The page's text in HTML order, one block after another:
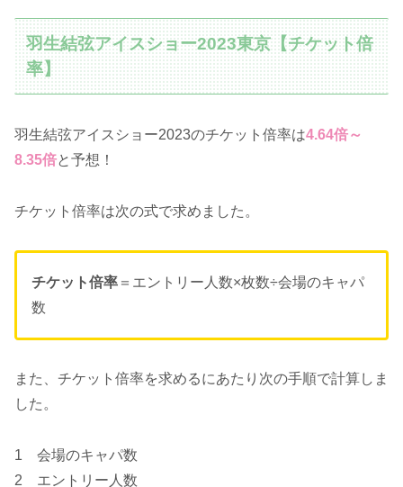
羽生結弦アイスショー2023東京【チケット倍
率】
羽生結弦アイスショー2023のチケット倍率は4.64倍～
8.35倍と予想！
チケット倍率は次の式で求めました。
チケット倍率 ＝エントリー人数×枚数÷会場のキャパ
数
また、チケット倍率を求めるにあたり次の手順で計算しま
した。
1 会場のキャパ数
2 エントリー人数